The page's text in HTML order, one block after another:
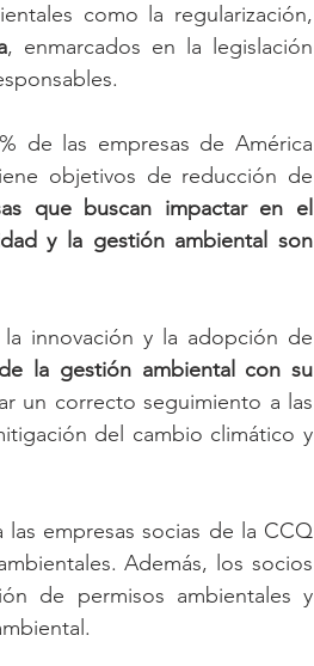
como la regularización,
, enmarcados en la legislación
de las empresas de América
objetivos de reducción de
que buscan impactar en el
y la gestión ambiental son
innovación y la adopción de
la gestión ambiental con su
un correcto seguimiento a las
del cambio climático y
empresas socias de la CCQ
Además, los socios
de permisos ambientales y